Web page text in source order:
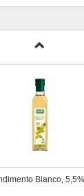
Bianco,